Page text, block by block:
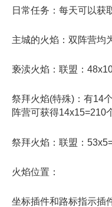
日常任务：每天可以获
主城的火焰：双阵营均
亵渎火焰：联盟：
祭拜火焰(特殊)：有14
阵营可获得14x15=210
祭拜火焰：联盟：
火焰位置：
坐标插件和路标指示插